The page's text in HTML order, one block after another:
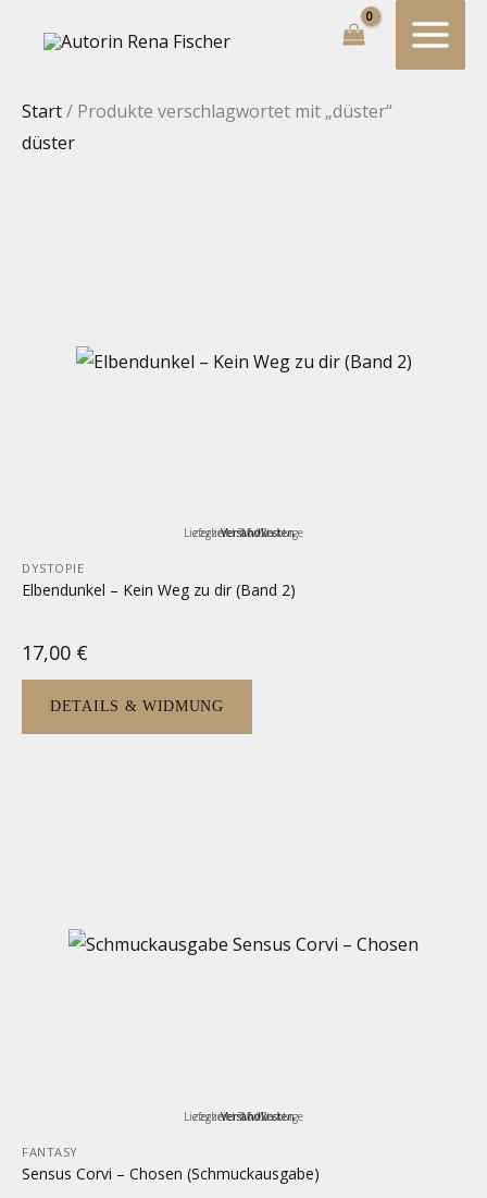
Inhalt
Start/ Produkte verschlagwortet mit „düster“
düster
inkl. MwSt.
zzgl.Versandkosten
Lieferzeit:3-5 Werktage
DYSTOPIE
Elbendunkel – Kein Weg zu dir (Band 2)
17,00 €
DETAILS & WIDMUNG
inkl. MwSt.
zzgl.Versandkosten
Lieferzeit:3-5 Werktage
FANTASY
Sensus Corvi – Chosen (Schmuckausgabe)